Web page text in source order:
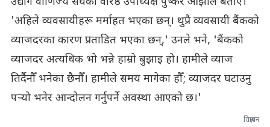
'अहिले व्यवसायीहरू मर्माहत भएका छन्। थुप्रै व्यवसायी बैंकको
व्याजदरका कारण प्रताडित भएका छन्,' उनले भने, 'बैंकको
व्याजदर अत्यधिक भो भन्ने हाम्रो बुझाइ हो। हामीले व्याज
तिर्दैनौँ भनेका छैनौँ। हामीले समय मागेका हौँ; व्याजदर घटाउनु
पर्‍यो भनेर आन्दोलन गर्नुपर्ने अवस्था आएको छ।'
विज्ञापन